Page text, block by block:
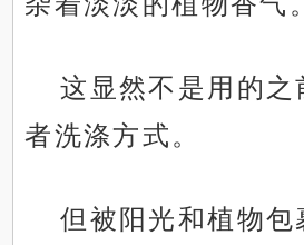
这显然不是用的之
者洗涤方式。
但被阳光和植物包